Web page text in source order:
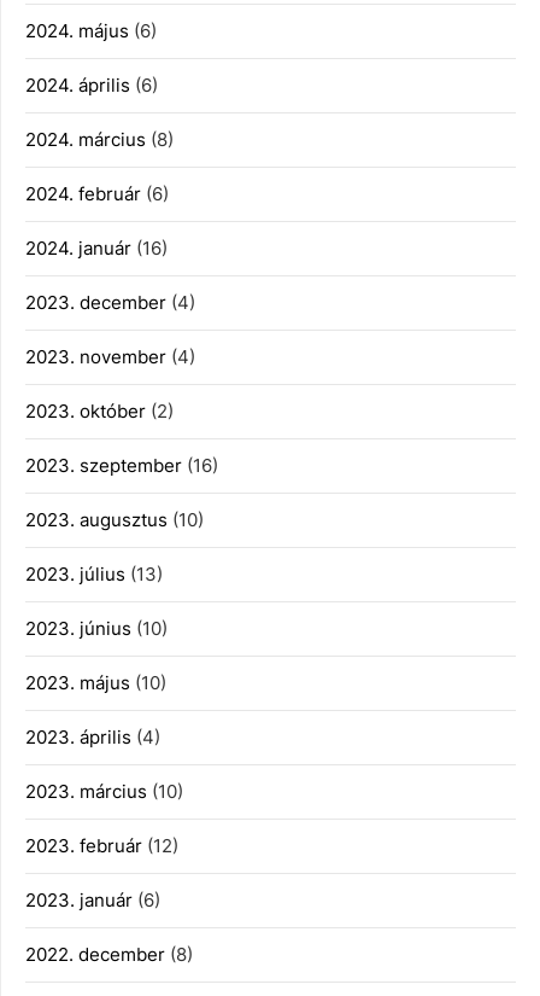
2024. május (6)
2024. április (6)
2024. március (8)
2024. február (6)
2024. január (16)
2023. december (4)
2023. november (4)
2023. október (2)
2023. szeptember (16)
2023. augusztus (10)
2023. július (13)
2023. június (10)
2023. május (10)
2023. április (4)
2023. március (10)
2023. február (12)
2023. január (6)
2022. december (8)